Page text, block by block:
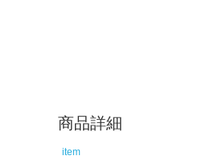
商品詳細
item